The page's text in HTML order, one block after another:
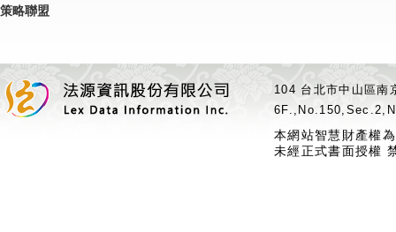
策略聯盟
104 台北市中山區
本網站智慧財產權
未經正式書面授權